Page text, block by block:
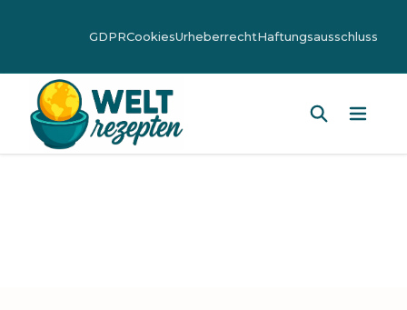
GDPRCookiesUrheberrechtHaftungsausschluss